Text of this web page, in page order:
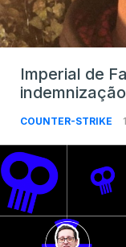
Imperial de
COUNTER-STRIKE